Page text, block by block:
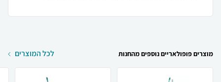
מוצרים פופולאריים נוספים מהחנות לכל המוצרים